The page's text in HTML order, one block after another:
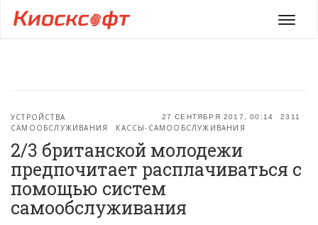
Меню
27 СЕНТЯБРЯ 2017, 00:14 2311
УСТРОЙСТВА
САМООБСЛУЖИВАНИЯ
КАССЫ-САМООБСЛУЖИВАНИЯ
2/3 британской молодежи
предпочитает расплачиваться с
помощью систем
самообслуживания